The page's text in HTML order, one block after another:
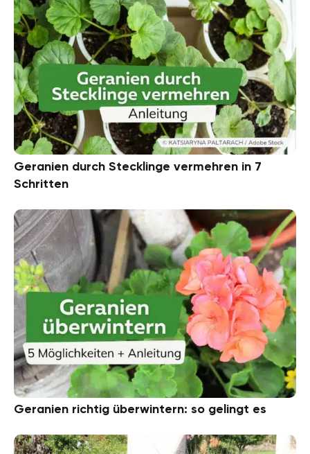
Geranien durch Stecklinge vermehren in 7
Schritten
Geranien richtig überwintern: so gelingt es